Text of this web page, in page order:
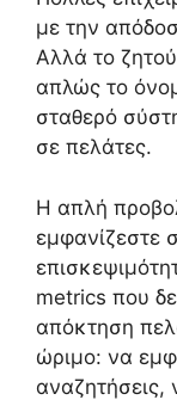
με την
Αλλά το
απλώς το
σταθερό
σε πελάτες.
Η απλή
εμφανίζεστε
metrics που
απόκτηση
ώριμο: να
αναζητήσεις,